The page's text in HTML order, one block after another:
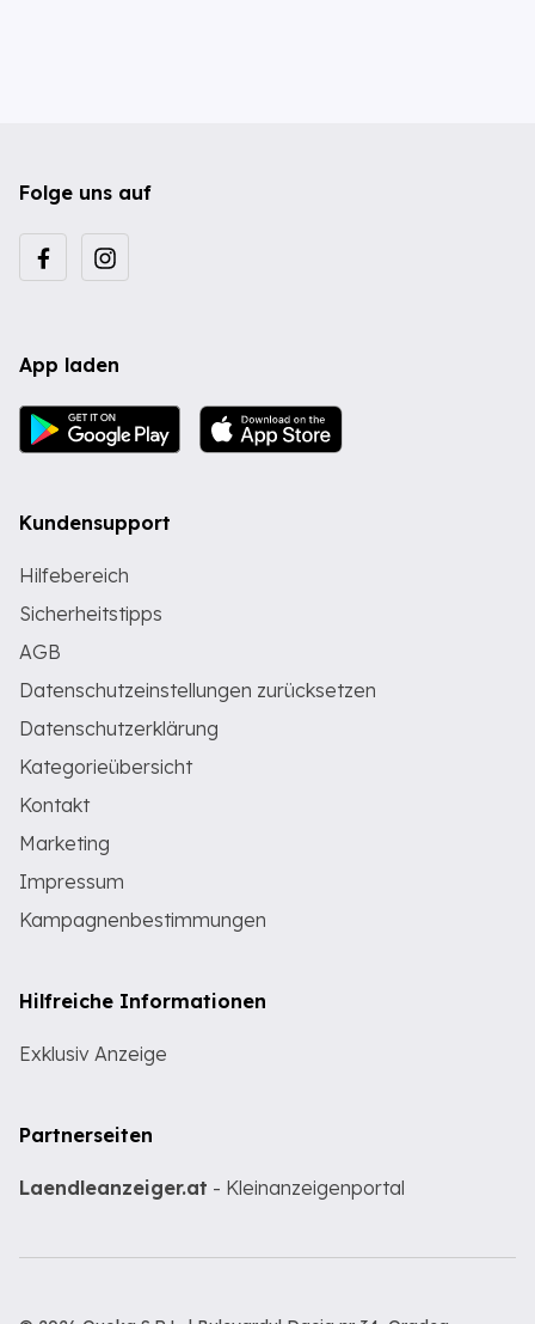
Folge uns auf
App laden
Kundensupport
Hilfebereich
Sicherheitstipps
AGB
Datenschutzeinstellungen zurücksetzen
Datenschutzerklärung
Kategorieübersicht
Kontakt
Marketing
Impressum
Kampagnenbestimmungen
Hilfreiche Informationen
Exklusiv Anzeige
Partnerseiten
Laendleanzeiger.at - Kleinanzeigenportal